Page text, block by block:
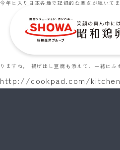
今年に入り日本各地で記録的な寒さが続いて
りますね。 揚げ出し豆腐も添えて、一緒に
http://cookpad.com/